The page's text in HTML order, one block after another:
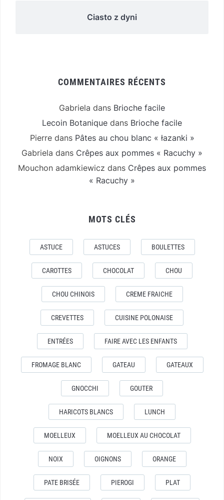
Ciasto z dyni
COMMENTAIRES RÉCENTS
Gabriela dans Brioche facile
Lecoin Botanique dans Brioche facile
Pierredans Pâtes au chou blanc « łazanki »
Gabriela dans Crêpes aux pommes « Racuchy »
Mouchon adamkiewicz dans Crêpes aux pommes
« Racuchy »
MOTS CLÉS
ASTUCE ASTUCES BOULETTES
CAROTTES CHOCOLAT CHOU
CHOU CHINOIS CREME FRAICHE
CREVETTES CUISINE POLONAISE
ENTRÉES FAIRE AVEC LES ENFANTS
FROMAGE BLANC GATEAU GATEAUX
GNOCCHI GOUTER
HARICOTS BLANCS LUNCH
MOELLEUX MOELLEUX AU CHOCOLAT
NOIX OIGNONS ORANGE
PATE BRISÉE PIEROGI PLAT